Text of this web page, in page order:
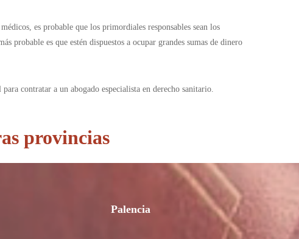
es probable que los primordiales responsables sean los
probable es que estén dispuestos a ocupar grandes sumas de dinero
contratar a un abogado especialista en derecho sanitario.
provincias
Palencia